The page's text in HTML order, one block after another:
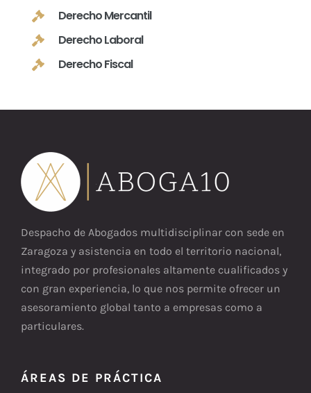
Derecho Mercantil
Derecho Laboral
Derecho Fiscal
Despacho de Abogados multidisciplinar con sede en
Zaragoza y asistencia en todo el territorio nacional,
integrado por profesionales altamente cualificados y
con gran experiencia, lo que nos permite ofrecer un
asesoramiento global tanto a empresas como a
particulares.
ÁREAS DE PRÁCTICA